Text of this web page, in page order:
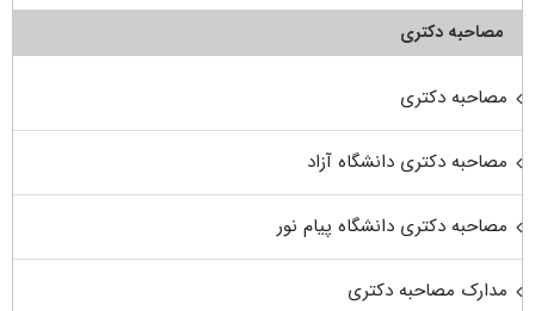
مصاحبه دکتری
مصاحبه دکتری
مصاحبه دکتری دانشگاه آزاد
مصاحبه دکتری دانشگاه پیام نور
مدارک مصاحبه دکتری